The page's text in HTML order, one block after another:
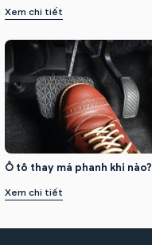
Xem chi tiết
Ô tô thay má phanh khi nào?
Xem chi tiết